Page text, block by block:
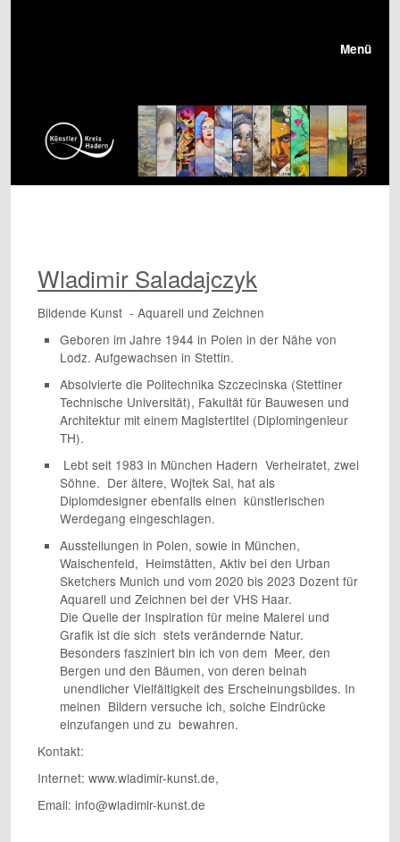
Menü
Wladimir Saladajczyk
Bildende Kunst - Aquarell und Zeichnen
Geboren im Jahre 1944 in Polen in der Nähe von
Lodz. Aufgewachsen in Stettin.
Absolvierte die Politechnika Szczecinska (Stettiner
Technische Universität), Fakultät für Bauwesen und
Architektur mit einem Magistertitel (Diplomingenieur
TH).
Lebt seit 1983 in München Hadern Verheiratet, zwei
Söhne. Der ältere, Wojtek Sal, hat als
Diplomdesigner ebenfalls einen künstlerischen
Werdegang eingeschlagen.
Ausstellungen in Polen, sowie in München,
Waischenfeld, Heimstätten, Aktiv bei den Urban
Sketchers Munich und vom 2020 bis 2023 Dozent für
Aquarell und Zeichnen bei der VHS Haar.
Die Quelle der Inspiration für meine Malerei und
Grafik ist die sich stets verändernde Natur.
Besonders fasziniert bin ich von dem Meer, den
Bergen und den Bäumen, von deren beinah
unendlicher Vielfältigkeit des Erscheinungsbildes. In
meinen Bildern versuche ich, solche Eindrücke
einzufangen und zu bewahren.
Kontakt:
Internet: www.wladimir-kunst.de,
Email: info@wladimir-kunst.de